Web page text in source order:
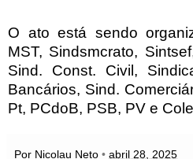
O ato está sendo
MST, Sindsmcrato,
Sind. Const. Civil,
Bancários, Sind.
Pt, PCdoB, PSB, PV e
Por Nicolau Neto • abril 28, 2025